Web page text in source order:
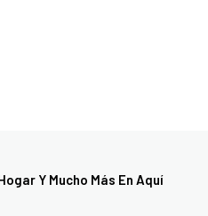
Y Mucho Más En Aquí